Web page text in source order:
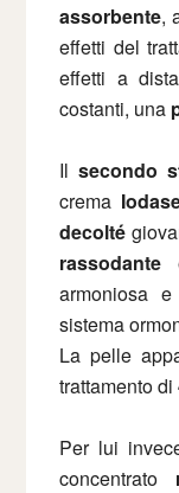
assorbente,
effetti del
effetti a
costanti, una
Ilsecondo
crema
decolté
rassodante
armoniosa
sistema
La pelle
trattamento di
Per lui
concentrato